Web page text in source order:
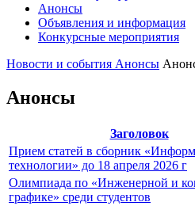
Анонсы
Объявления и информация
Конкурсные мероприятия
Новости и события Анонсы
Анонсы
Заголовок
Прием статей в сборник
технологии» до 18 апреля 2026 г
Олимпиада по «Инженерной и
графике» среди студентов